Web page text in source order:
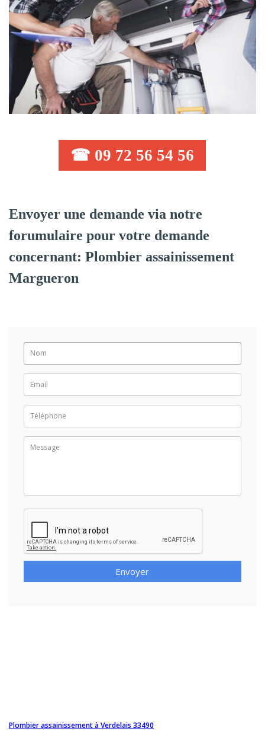
☎ 09 72 56 54 56
Envoyer une demande via notre
forumulaire pour votre demande
concernant: Plombier assainissement
Margueron
Envoyer
Plombier assainissement à Verdelais 33490